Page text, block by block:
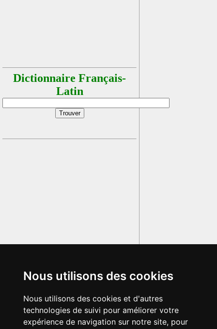
Nous utilisons des cookies
Nous utilisons des cookies et d'autres
technologies de suivi pour améliorer votre
expérience de navigation sur notre site, pour
Dictionnaire Français-
Latin